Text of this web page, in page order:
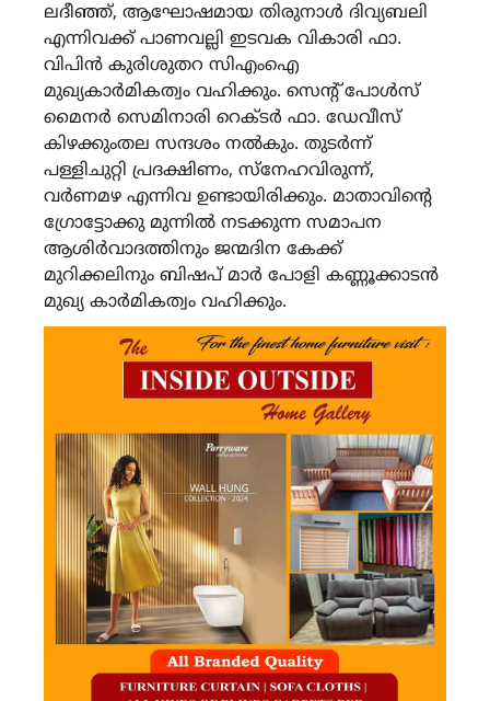
ലദീഞ്ഞ്, ആഘോഷമായ തിരുനാള്‍ ദിവ്യബലി
എന്നിവക്ക് പാണവല്ലി ഇടവക വികാരി ഫാ.
വിപിന്‍ കുരിശുതറ സിഎംഐ
മുഖ്യകാര്‍മികത്വം വഹിക്കും. സെന്റ് പോള്‍സ്
മൈനര്‍ സെമിനാരി റെക്ടര്‍ ഫാ. ഡേവീസ്
കിഴക്കുംതല സന്ദശം നല്‍കും. തുടര്‍ന്ന്
പള്ളിചുറ്റി പ്രദക്ഷിണം, സ്‌നേഹവിരുന്ന്,
വര്‍ണമഴ എന്നിവ ഉണ്ടായിരിക്കും. മാതാവിന്റെ
ഗ്രോട്ടോക്കു മുന്നില്‍ നടക്കുന്ന സമാപന
ആശിര്‍വാദത്തിനും ജന്മദിന കേക്ക്
മുറിക്കലിനും ബിഷപ് മാര്‍ പോളി കണ്ണൂക്കാടന്‍
മുഖ്യ കാര്‍മികത്വം വഹിക്കും.